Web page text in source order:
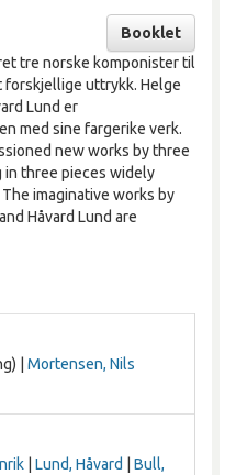
Booklet
tre norske komponister til
forskjellige uttrykk. Helge
Lund er
med sine fargerike verk.
new works by three
in three pieces widely
imaginative works by
Håvard Lund are
| Mortensen, Nils
Lund, Håvard
Bull,